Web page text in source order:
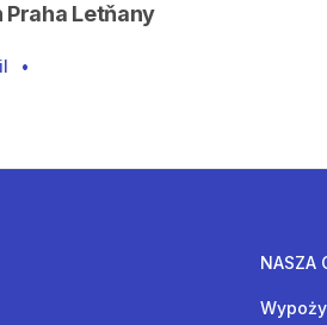
Praha Letňany
•
NASZA